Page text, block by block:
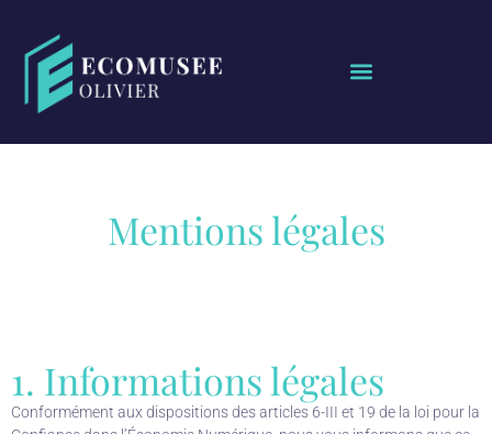
Mentions légales
1. Informations légales
Conformément aux dispositions des articles 6-III et 19 de la loi pour la